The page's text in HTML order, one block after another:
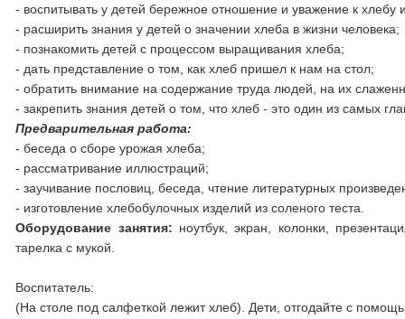
- воспитывать у детей бережное отношение и уважение к
- расширить знания у детей о значении хлеба в жизни человека;
- познакомить детей с процессом выращивания хлеба;
- дать представление о том, как хлеб пришел к нам на стол;
- обратить внимание на содержание труда людей, на их
- закрепить знания детей о том, что хлеб - это один из самых
Предварительная работа:
- беседа о сборе урожая хлеба;
- рассматривание иллюстраций;
- заучивание пословиц, беседа, чтение литературных
- изготовление хлебобулочных изделий из соленого теста.
Оборудование занятия: ноутбук, экран, колонки,
тарелка с мукой.
Воспитатель:
(На столе под салфеткой лежит хлеб). Дети, отгодайте с